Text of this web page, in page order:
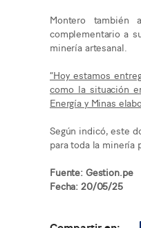
Montero
complementario a
minería artesanal.
“Hoy estamos
como la situación
Energía y Minas
Según indicó, este
para toda la minería
Fuente: Gestion.pe
Fecha: 20/05/25